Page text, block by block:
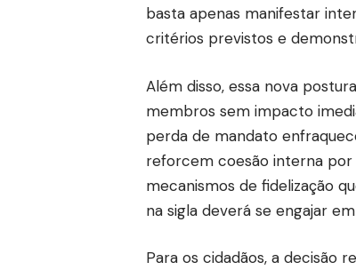
basta apenas manifestar
critérios previstos e
Além disso, essa nova
membros sem impacto
perda de mandato
reforcem coesão interna
mecanismos de fidelização
na sigla deverá se engajar
Para os cidadãos, a decisão